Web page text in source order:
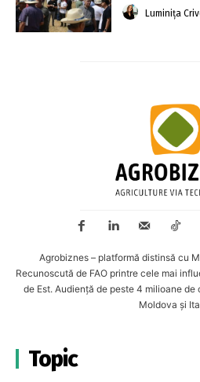
Luminița
Agrobiznes – platformă distinsă cu
Recunoscută de FAO printre cele mai
de Est. Audiență de peste 4 milioane
Moldova și
Topic